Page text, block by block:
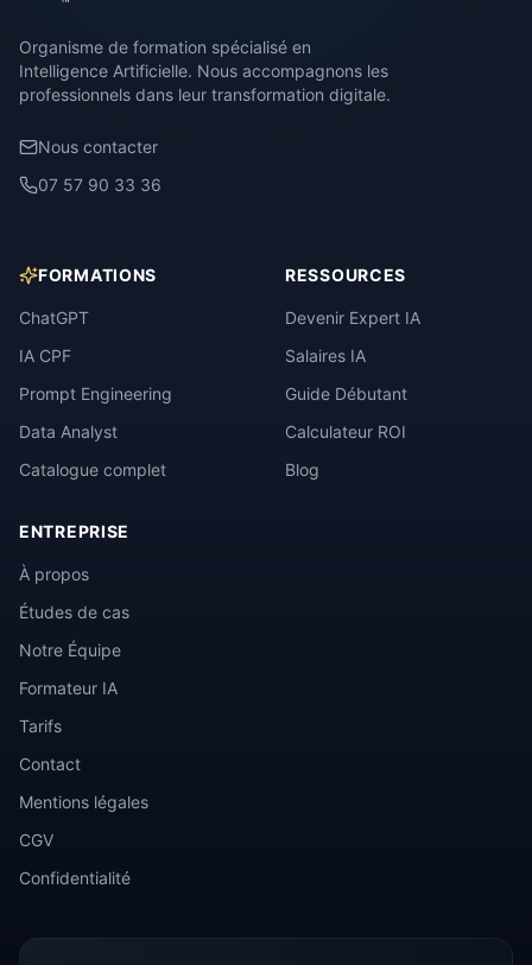
Organisme de formation spécialisé en
Intelligence Artificielle. Nous accompagnons les
professionnels dans leur transformation digitale.
Nous contacter
07 57 90 33 36
FORMATIONS
ChatGPT
IA CPF
Prompt Engineering
Data Analyst
Catalogue complet
RESSOURCES
Devenir Expert IA
Salaires IA
Guide Débutant
Calculateur ROI
Blog
ENTREPRISE
À propos
Études de cas
Notre Équipe
Formateur IA
Tarifs
Contact
Mentions légales
CGV
Confidentialité